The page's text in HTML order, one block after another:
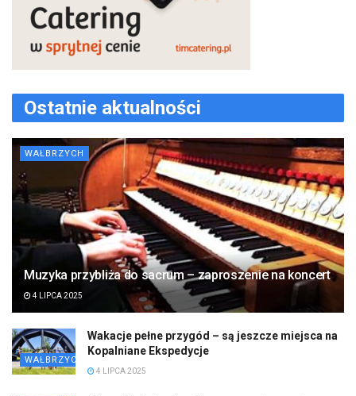
Ostatnie aktualności
WAŁBRZYCH
Muzyka przybliża do sacrum – zaproszenie na koncert
4 LIPCA 2025
WAŁBRZYCH
Wakacje pełne przygód – są jeszcze miejsca na
Kopalniane Ekspedycje
4 LIPCA 2025